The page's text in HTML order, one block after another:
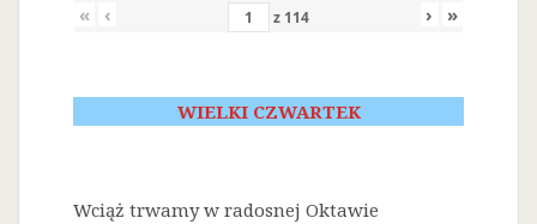
« ‹ z 114 › »
WIELKI CZWARTEK
Wciąż trwamy w radosnej Oktawie